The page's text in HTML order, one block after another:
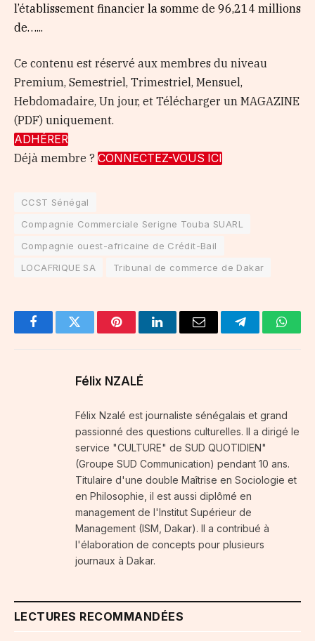
l’établissement financier la somme de 96,214 millions
de…...
Ce contenu est réservé aux membres du niveau
Premium, Semestriel, Trimestriel, Mensuel,
Hebdomadaire, Un jour, et Télécharger un MAGAZINE
(PDF) uniquement.
ADHÉRER
Déjà membre ? CONNECTEZ-VOUS ICI
CCST Sénégal
Compagnie Commerciale Serigne Touba SUARL
Compagnie ouest-africaine de Crédit-Bail
LOCAFRIQUE SA
Tribunal de commerce de Dakar
FacebookTwitter PinterestLinkedInEmail Telegram
Félix NZALÉ
Félix Nzalé est journaliste sénégalais et grand
passionné des questions culturelles. Il a dirigé le
service "CULTURE" de SUD QUOTIDIEN"
(Groupe SUD Communication) pendant 10 ans.
Titulaire d'une double Maîtrise en Sociologie et
en Philosophie, il est aussi diplômé en
management de l'Institut Supérieur de
Management (ISM, Dakar). Il a contribué à
l'élaboration de concepts pour plusieurs
journaux à Dakar.
LECTURES RECOMMANDÉES